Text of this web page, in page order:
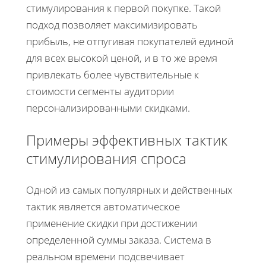
стимулирования к первой покупке. Такой
подход позволяет максимизировать
прибыль, не отпугивая покупателей единой
для всех высокой ценой, и в то же время
привлекать более чувствительные к
стоимости сегменты аудитории
персонализированными скидками.
Примеры эффективных тактик
стимулирования спроса
Одной из самых популярных и действенных
тактик является автоматическое
применение скидки при достижении
определенной суммы заказа. Система в
реальном времени подсвечивает